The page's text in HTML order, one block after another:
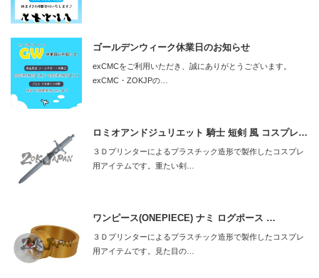
ゴールデンウィーク休業日のお知らせ
exCMCをご利用いただき、誠にありがとうございます。
exCMC・ZOKJPの…
ロミオアンドジュリエット 騎士 短剣 風 コスプレ…
３Ｄプリンターによるプラスチック造形で製作したコスプレ
用アイテムです。重たい剣…
ワンピース(ONEPIECE) ナミ ログポース …
３Ｄプリンターによるプラスチック造形で製作したコスプレ
用アイテムです。見た目の…